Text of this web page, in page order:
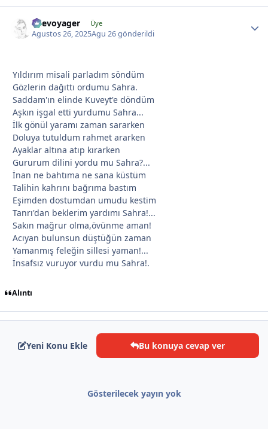
likevoyager Üye
Agustos 26, 2025Agu 26gönderildi
Yıldırım misali parladım söndüm
Gözlerin dağıttı ordumu Sahra.
Saddam'ın elinde Kuveyt'e döndüm
Aşkın işgal etti yurdumu Sahra...
İlk gönül yaramı zaman sararken
Doluya tutuldum rahmet ararken
Ayaklar altına atıp kırarken
Gururum dilini yordu mu Sahra?...
İnan ne bahtıma ne sana küstüm
Talihin kahrını bağrıma bastım
Eşimden dostumdan umudu kestim
Tanrı'dan beklerim yardımı Sahra!...
Sakın mağrur olma,övünme aman!
Acıyan bulunsun düştüğün zaman
Yamanmış feleğin sillesi yaman!...
İnsafsız vuruyor vurdu mu Sahra!.
Alıntı
Yeni Konu Ekle Bu konuya cevap ver
Gösterilecek yayın yok
*